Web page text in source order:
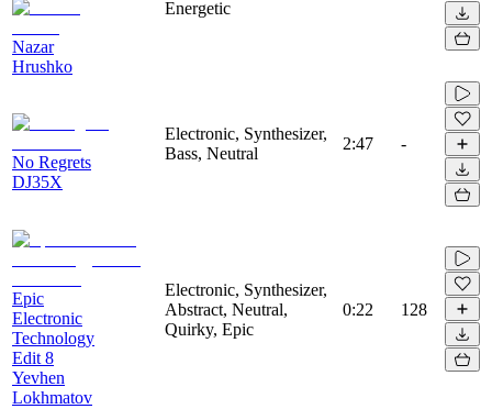
Nazar
Hrushko
Energetic
No Regrets
DJ35X
Electronic, Synthesizer,
Bass, Neutral
2:47 -
Epic
Electronic
Technology
Edit 8
Yevhen
Lokhmatov
Electronic, Synthesizer,
Abstract, Neutral,
Quirky, Epic
0:22 128